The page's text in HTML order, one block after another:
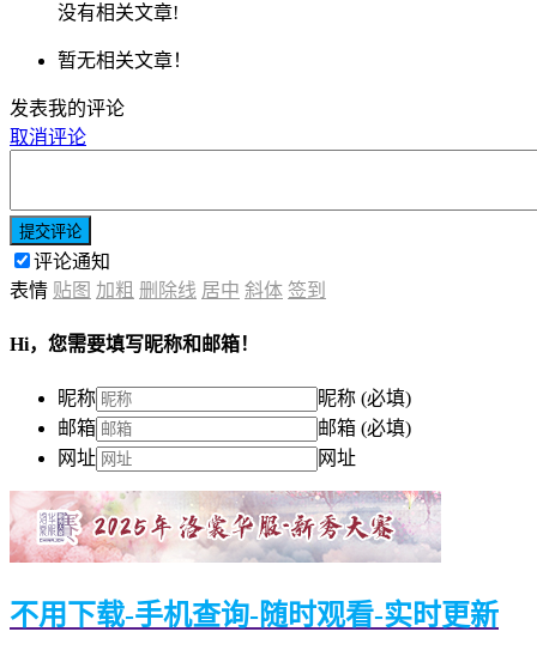
没有相关文章!
暂无相关文章！
发表我的评论
取消评论
提交评论
评论通知
表情 贴图 加粗 删除线 居中 斜体 签到
Hi，您需要填写昵称和邮箱！
昵称
昵称 (必填)
邮箱
邮箱 (必填)
网址
网址
不用下载-手机查询-随时观看-实时更新